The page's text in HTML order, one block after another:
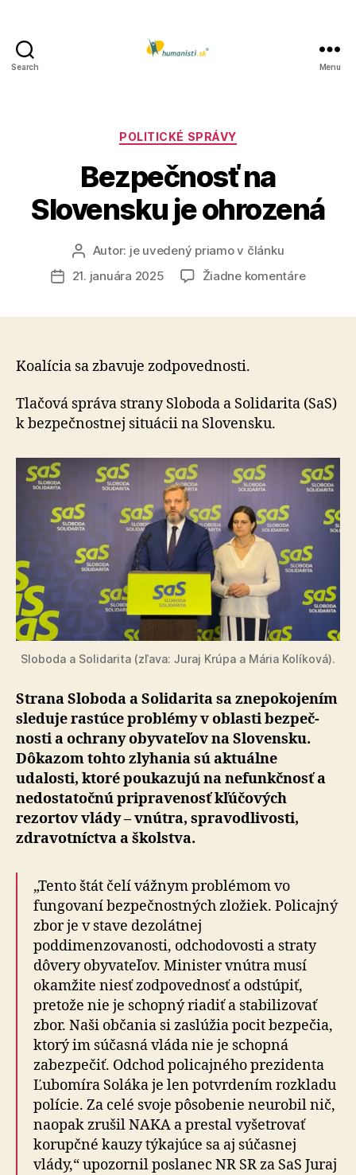
Search Menu
Kategórie
POLITICKÉ SPRÁVY
Bezpečnosť na
Slovensku je ohrozená
Autor
článku
Autor: je uvedený priamo v článku
Dátum
21. januára 2025 Žiadne komentárena
Koalícia sa zbavuje zodpovednosti.
Tlačová správa strany Sloboda a Solidarita (SaS)
k bez­peč­nos­tnej situácii na Slovensku.
Sloboda a Solidarita (zľava: Juraj Krúpa a Mária Kolíková).
Strana Sloboda a Solidarita sa znepokojením
sleduje rastúce problémy v oblasti bez­peč­
nosti a ochrany oby­va­te­ľov na Slovensku.
Dôkazom tohto zlyhania sú ak­tu­ál­ne
udalosti, ktoré poukazujú na nefunkčnosť a
ne­dostatočnú pripravenosť kľúčových
rezortov vlády – vnútra, spravodlivosti,
zdravotníctva a školstva.
„Tento štát čelí vážnym problémom vo
fungovaní bez­peč­nos­tných zložiek. Policajný
zbor je v stave de­zo­lát­nej
poddimenzovanosti, odchodovosti a straty
dôvery obyvateľov. Minister vnútra musí
okamžite niesť zod­po­ved­nosť a odstúpiť,
pretože nie je schopný riadiť a sta­bi­li­zo­vať
zbor. Naši občania si zaslúžia pocit bezpečia,
ktorý im súčasná vláda nie je schopná
zabezpečiť. Od­chod policajného prezidenta
Ľubomíra Soláka je len potvrdením rozkladu
polície. Za celé svoje pôsobenie neurobil nič,
naopak zrušil NAKA a prestal vyšetrovať
korupčné kauzy týkajúce sa aj súčasnej
vlády,“ upo­zor­nil poslanec NR SR za SaS Juraj